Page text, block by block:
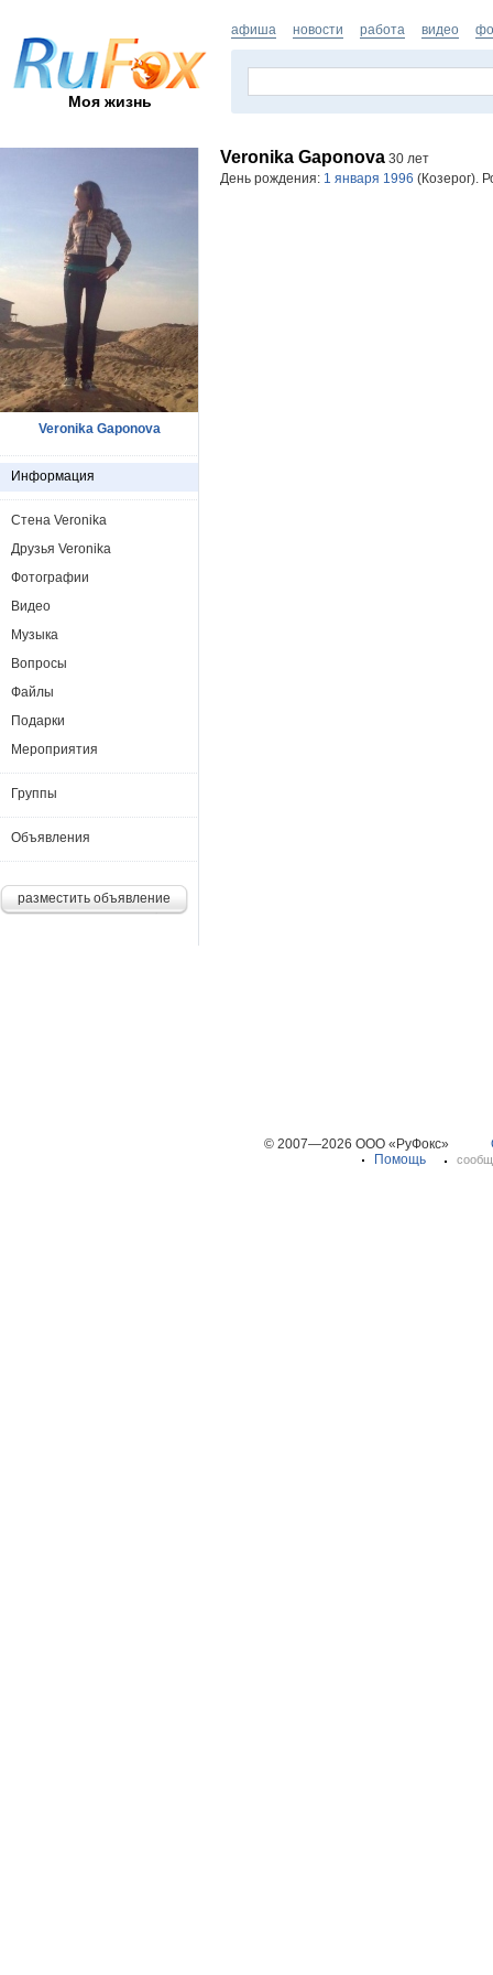
Моя жизнь
афиша новости работа видео
Veronika Gaponova 30 лет
День рождения: 1 января 1996 (Козерог).
Veronika Gaponova
Информация
Стена Veronika
Друзья Veronika
Фотографии
Видео
Музыка
Вопросы
Файлы
Подарки
Мероприятия
Группы
Объявления
разместить объявление
© 2007—2026 ООО «РуФокс»
Помощь